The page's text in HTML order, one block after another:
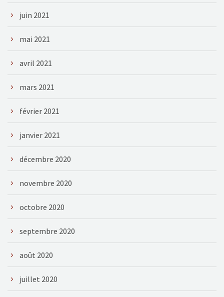
juin 2021
mai 2021
avril 2021
mars 2021
février 2021
janvier 2021
décembre 2020
novembre 2020
octobre 2020
septembre 2020
août 2020
juillet 2020